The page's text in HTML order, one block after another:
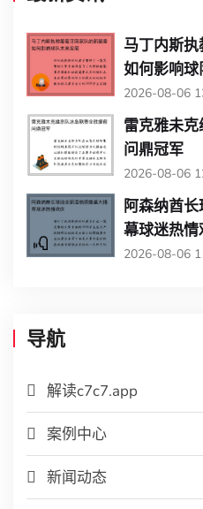
马丁内斯
如何影响
2026-08-06
雷克雅未
问鼎冠军
2026-08-06
阿森纳酋
幕球迷热情
2026-08-06
导航
解读c7c7.app
案例中心
新闻动态